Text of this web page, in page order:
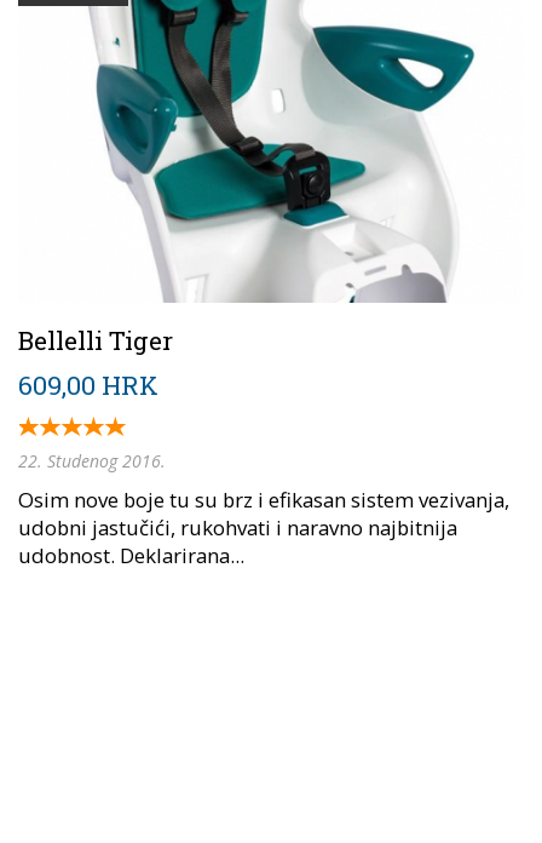
Bellelli Tiger
609,00 HRK
22. Studenog 2016.
Osim nove boje tu su brz i efikasan sistem vezivanja,
udobni jastučići, rukohvati i naravno najbitnija
udobnost. Deklarirana...